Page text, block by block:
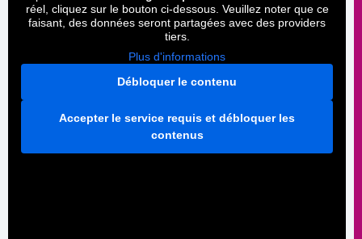
réel, cliquez sur le bouton ci-dessous. Veuillez noter que ce
faisant, des données seront partagées avec des providers
tiers.
Plus d'informations
Débloquer le contenu
Accepter le service requis et débloquer les
contenus